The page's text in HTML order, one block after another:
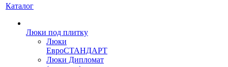
Каталог
Люки под плитку
Люки
ЕвроСТАНДАРТ
Люки Дипломат